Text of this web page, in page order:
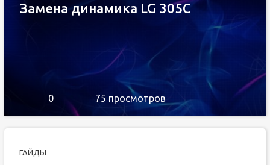
Замена динамика LG 305C
0 75 просмотров
ГАЙДЫ